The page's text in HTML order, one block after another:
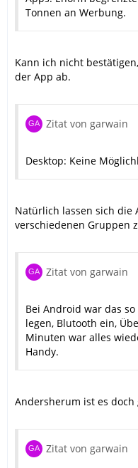
Tonnen an Werbung.
Kann ich nicht
der App ab.
Zitat von garwain
Desktop: Keine
Natürlich lassen sich die
verschiedenen Gruppen
Zitat von garwain
Bei Android war das
legen, Blutooth ein,
Minuten war alles
Handy.
Andersherum ist es
Zitat von garwain